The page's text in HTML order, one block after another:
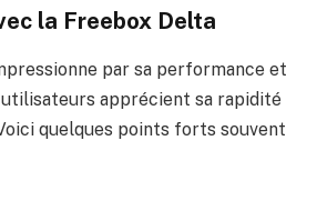
la Freebox Delta
par sa performance et
utilisateurs apprécient sa rapidité
quelques points forts souvent